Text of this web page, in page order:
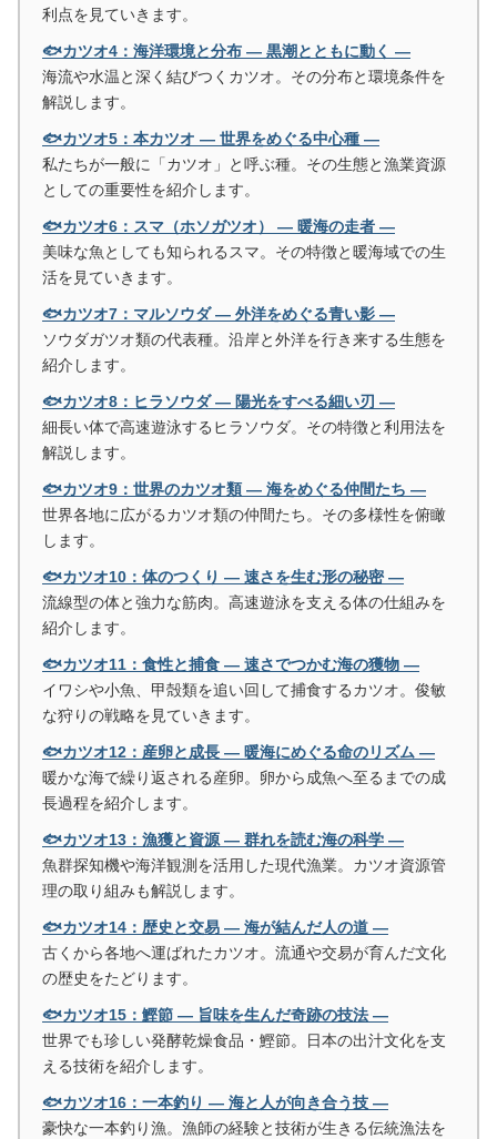
利点を見ていきます。
🐟カツオ4：海洋環境と分布 ― 黒潮とともに動く ―
海流や水温と深く結びつくカツオ。その分布と環境条件を
解説します。
🐟カツオ5：本カツオ ― 世界をめぐる中心種 ―
私たちが一般に「カツオ」と呼ぶ種。その生態と漁業資源
としての重要性を紹介します。
🐟カツオ6：スマ（ホソガツオ） ― 暖海の走者 ―
美味な魚としても知られるスマ。その特徴と暖海域での生
活を見ていきます。
🐟カツオ7：マルソウダ ― 外洋をめぐる青い影 ―
ソウダガツオ類の代表種。沿岸と外洋を行き来する生態を
紹介します。
🐟カツオ8：ヒラソウダ ― 陽光をすべる細い刃 ―
細長い体で高速遊泳するヒラソウダ。その特徴と利用法を
解説します。
🐟カツオ9：世界のカツオ類 ― 海をめぐる仲間たち ―
世界各地に広がるカツオ類の仲間たち。その多様性を俯瞰
します。
🐟カツオ10：体のつくり ― 速さを生む形の秘密 ―
流線型の体と強力な筋肉。高速遊泳を支える体の仕組みを
紹介します。
🐟カツオ11：食性と捕食 ― 速さでつかむ海の獲物 ―
イワシや小魚、甲殻類を追い回して捕食するカツオ。俊敏
な狩りの戦略を見ていきます。
🐟カツオ12：産卵と成長 ― 暖海にめぐる命のリズム ―
暖かな海で繰り返される産卵。卵から成魚へ至るまでの成
長過程を紹介します。
🐟カツオ13：漁獲と資源 ― 群れを読む海の科学 ―
魚群探知機や海洋観測を活用した現代漁業。カツオ資源管
理の取り組みも解説します。
🐟カツオ14：歴史と交易 ― 海が結んだ人の道 ―
古くから各地へ運ばれたカツオ。流通や交易が育んだ文化
の歴史をたどります。
🐟カツオ15：鰹節 ― 旨味を生んだ奇跡の技法 ―
世界でも珍しい発酵乾燥食品・鰹節。日本の出汁文化を支
える技術を紹介します。
🐟カツオ16：一本釣り ― 海と人が向き合う技 ―
豪快な一本釣り漁。漁師の経験と技術が生きる伝統漁法を